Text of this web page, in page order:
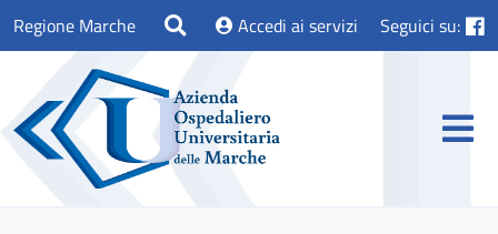
Regione Marche Accedi ai servizi Seguici su: